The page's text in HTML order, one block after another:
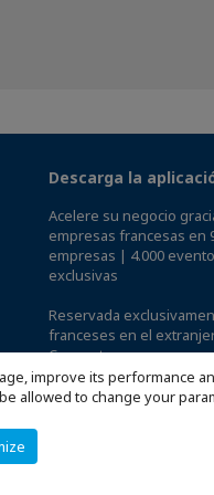
improve its performance
allowed to change your
Descarga la
Acelere su negocio
empresas francesas en
empresas | 4.000
exclusivas
Reservada
franceses en el
Connect..